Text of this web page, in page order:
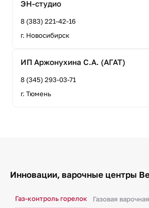
ЭН-студио
8 (383) 221-42-16
г. Новосибирск
ИП Аржонухина С.А. (АГАТ)
8 (345) 293-03-71
г. Тюмень
Инновации, варочные центры
Газ-контроль горелок Газовая